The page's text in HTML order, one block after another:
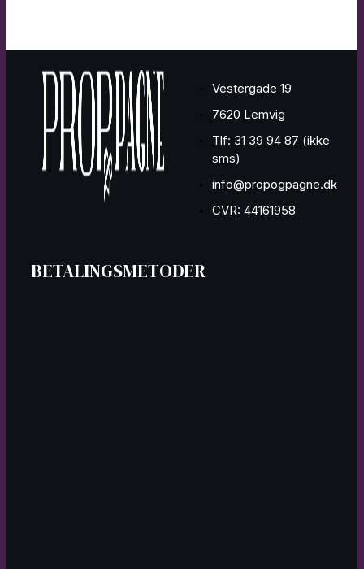
Vestergade 19
7620 Lemvig
Tlf: 31 39 94 87 (ikke
sms)
info@propogpagne.dk
CVR: 44161958
BETALINGSMETODER